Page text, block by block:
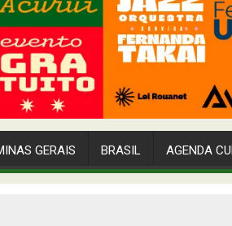
GERAIS BRASIL AGENDA